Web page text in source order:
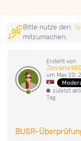
Bitte nutze den
mitzumachen.
Erstellt von
um May 20,
zuletzt
Tag
BUSR-